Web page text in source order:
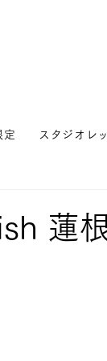
定 スタジオレ
蓮